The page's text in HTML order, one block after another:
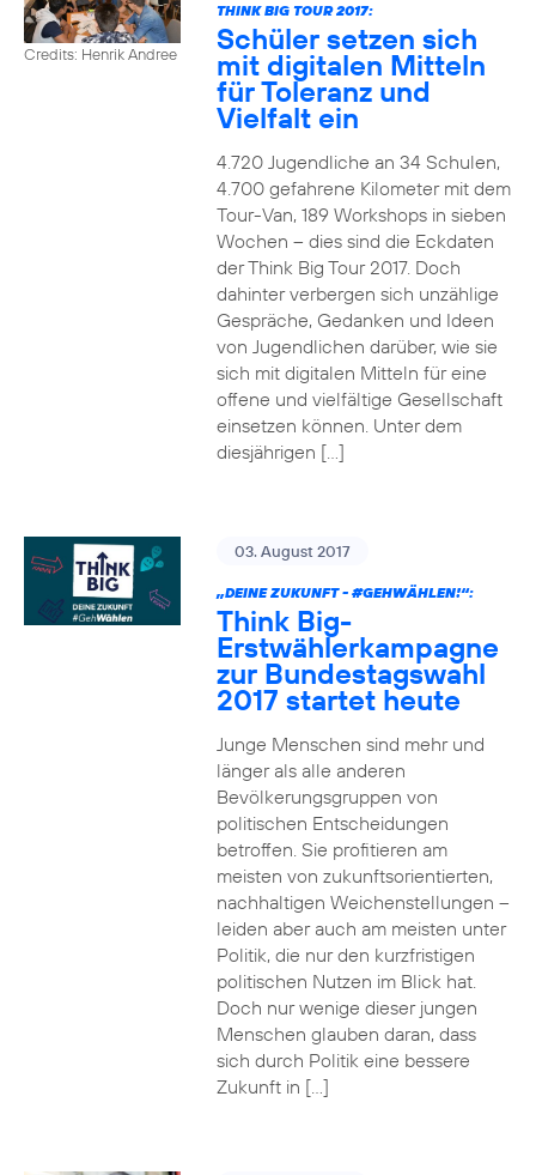
Credits: Henrik Andree
THINK BIG TOUR 2017:
Schüler setzen sich
mit digitalen Mitteln
für Toleranz und
Vielfalt ein
4.720 Jugendliche an 34 Schulen,
4.700 gefahrene Kilometer mit dem
Tour-Van, 189 Workshops in sieben
Wochen – dies sind die Eckdaten
der Think Big Tour 2017. Doch
dahinter verbergen sich unzählige
Gespräche, Gedanken und Ideen
von Jugendlichen darüber, wie sie
sich mit digitalen Mitteln für eine
offene und vielfältige Gesellschaft
einsetzen können. Unter dem
diesjährigen […]
03. August 2017
„DEINE ZUKUNFT - #GEHWÄHLEN!“:
Think Big-
Erstwählerkampagne
zur Bundestagswahl
2017 startet heute
Junge Menschen sind mehr und
länger als alle anderen
Bevölkerungsgruppen von
politischen Entscheidungen
betroffen. Sie profitieren am
meisten von zukunftsorientierten,
nachhaltigen Weichenstellungen –
leiden aber auch am meisten unter
Politik, die nur den kurzfristigen
politischen Nutzen im Blick hat.
Doch nur wenige dieser jungen
Menschen glauben daran, dass
sich durch Politik eine bessere
Zukunft in […]